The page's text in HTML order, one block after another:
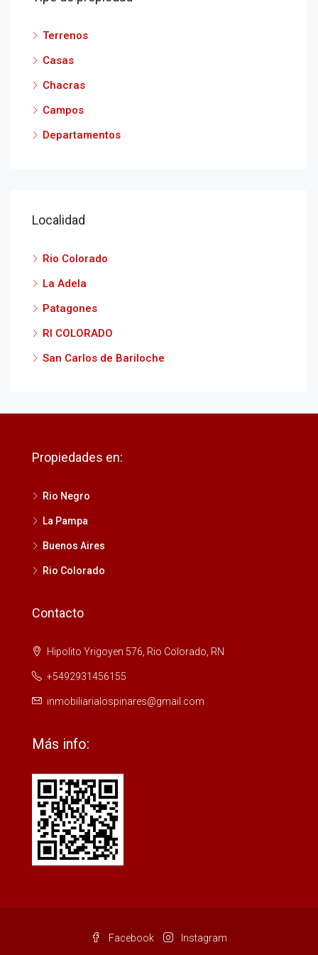
Terrenos
Casas
Chacras
Campos
Departamentos
Localidad
Rio Colorado
La Adela
Patagones
RI COLORADO
San Carlos de Bariloche
Propiedades en:
Rio Negro
La Pampa
Buenos Aires
Rio Colorado
Contacto
Hipolito Yrigoyen 576, Rio Colorado, RN
+5492931456155
inmobiliarialospinares@gmail.com
Más info:
Facebook Instagram